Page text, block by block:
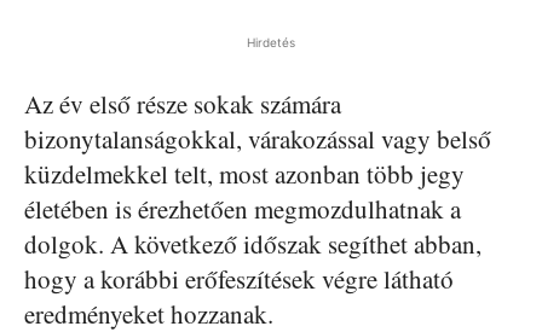
Hirdetés
Az év első része sokak számára
bizonytalanságokkal, várakozással vagy belső
küzdelmekkel telt, most azonban több jegy
életében is érezhetően megmozdulhatnak a
dolgok. A következő időszak segíthet abban,
hogy a korábbi erőfeszítések végre látható
eredményeket hozzanak.